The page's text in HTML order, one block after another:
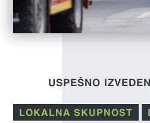
USPEŠNO
LOKALNA SKUPNOST